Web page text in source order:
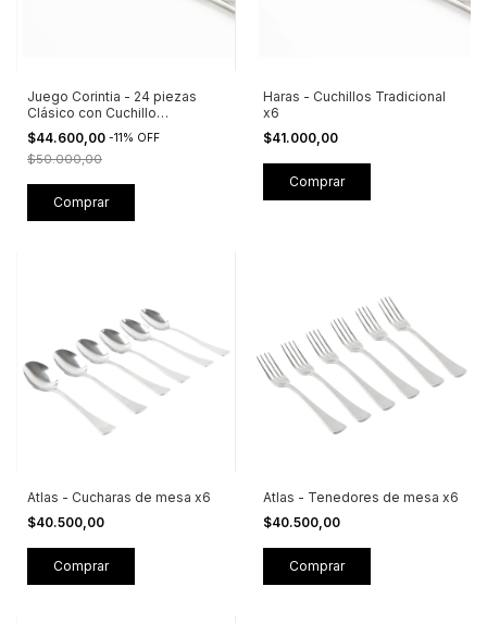
Juego Corintia - 24 piezas
Clásico con Cuchillo
Tradicional - Linea Económica
$44.600,00 -11 % OFF
$50.000,00
Haras - Cuchillos Tradicional
x6
$41.000,00
Atlas - Cucharas de mesa x6
$40.500,00
Atlas - Tenedores de mesa x6
$40.500,00